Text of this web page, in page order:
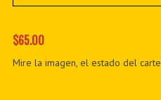
$65.00
Mire la imagen, el estado del